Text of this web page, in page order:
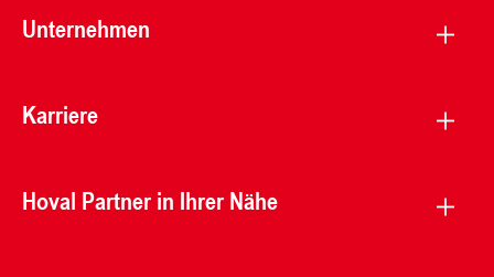
Unternehmen
Karriere
Hoval Partner in Ihrer Nähe